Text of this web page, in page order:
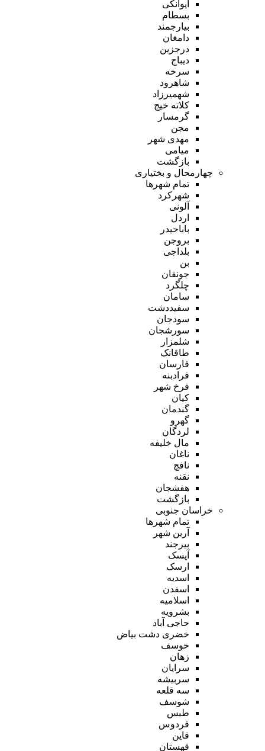
ایوانکی
بسطام
بیارجمند
دامغان
درجزین
دیباج
سرخه
شاهرود
شهمیرزاد
کلاته خیج
گرمسار
مجن
مهدی شهر
میامی
بازگشت
چهارمحال و بختیاری
تمام شهر‌ها
شهرکرد
آلونی
اردل
باباحیدر
بروجن
بلداجی
بن
جونقان
چلگرد
سامان
سفیددشت
سودجان
سورشجان
شلمزار
طاقانک
فارسان
فرادبنه
فرخ شهر
کیان
گندمان
گهرو
لردگان
مال خلیفه
ناغان
نافچ
نقنه
هفشجان
بازگشت
خراسان جنوبی
تمام شهر‌ها
آرین شهر
بیرجند
آیسک
ارسک
اسدیه
اسفدن
اسلامیه
بشرویه
حاجی آباد
خضری دشت بیاض
خوسف
زهان
سرایان
سربیشه
سه قلعه
شوسف
طبس
فردوس
قاین
قهستان